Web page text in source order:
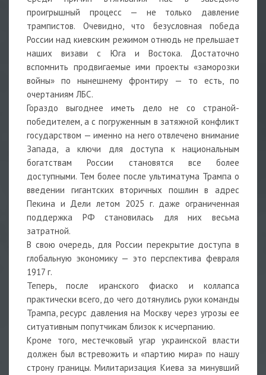
проигрышный процесс — не только давление
трампистов. Очевидно, что безусловная победа
России над киевским режимом отнюдь не прельшает
наших визави с Юга и Востока. Достаточно
вспомнить продвигаемые ими проекты «заморозки
войны» по нынешнему фронтиру — то есть, по
очертаниям ЛБС.
Гораздо выгоднее иметь дело не со страной-
победителем, а с погруженным в затяжной конфликт
государством — именно на него отвлечено внимание
Запада, а ключи для доступа к национальным
богатствам России становятся все более
доступными. Тем более после ультиматума Трампа о
введении гигантских вторичных пошлин в адрес
Пекина и Дели летом 2025 г. даже ограниченная
поддержка РФ становилась для них весьма
затратной.
В свою очередь, для России перекрытие доступа в
глобальную экономику — это перспектива февраля
1917 г.
Теперь, после иранского фиаско и коллапса
практически всего, до чего дотянулись руки команды
Трампа, ресурс давления на Москву через угрозы ее
ситуативным попутчикам близок к исчерпанию.
Кроме того, местечковый угар украинской власти
должен был встревожить и «партию мира» по нашу
строну границы. Милитаризация Киева за минувший